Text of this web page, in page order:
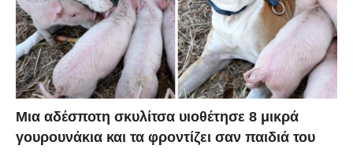
Μια αδέσποτη σκυλίτσα υιοθέτησε 8 μικρά
γουρουνάκια και τα φροντίζει σαν παιδιά του